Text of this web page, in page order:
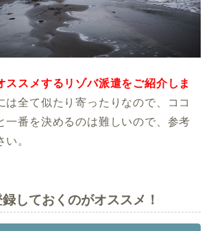
ススメするリゾバ派遣をご紹介しま
は全て似たり寄ったりなので、ココ
一番を決めるのは難しいので、参考
。
しておくのがオススメ！